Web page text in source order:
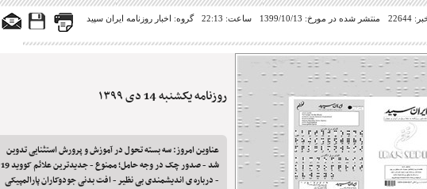
بریل در جهان
منتشر شده در مورخ: 1399/10/13 ساعت: 22:13 گروه: اخبار روزنامه ایران سپید
روزنامه یکشنبه 14 دی ۱۳۹۹
عناوین امروز: سه بسته تحول در آموزش و پرورش استثنایی تدوین
شد - صدور چک در وجه حامل؛ ممنوع - جدیدترین علائم کووید 19
- درباره ی اندیشمندی بی نظیر - افت بدنی جودوکاران پارالمپیکی